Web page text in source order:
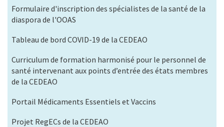
Formulaire d'inscription des spécialistes de la santé de la
diaspora de l'OOAS
Tableau de bord COVID-19 de la CEDEAO
Curriculum de formation harmonisé pour le personnel de
santé intervenant aux points d’entrée des états membres
de la CEDEAO
Portail Médicaments Essentiels et Vaccins
Projet RegECs de la CEDEAO